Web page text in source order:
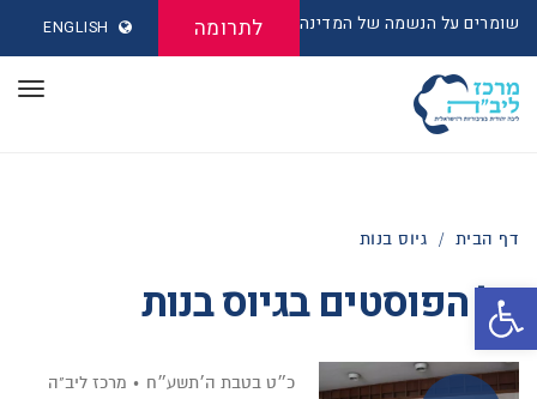
פתח סרגל נגישות
שומרים על הנשמה של המדינה לתרומה ENGLISH
דף הבית / גיוס בנות
כל הפוסטים בגיוס בנות
כ״ט בטבת ה׳תשע״ח מרכז ליב"ה